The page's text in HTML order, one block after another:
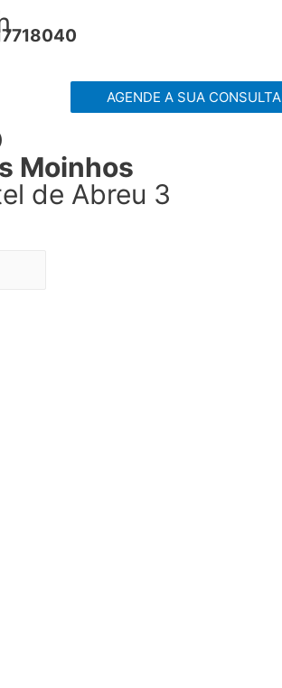
AGENDE A SUA CONSULTA
Moinhos
de Abreu 3